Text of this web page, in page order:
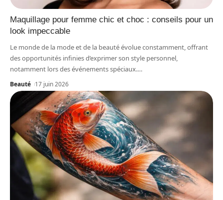
Maquillage pour femme chic et choc : conseils pour un
look impeccable
Le monde de la mode et de la beauté évolue constamment, offrant
des opportunités infinies d’exprimer son style personnel,
notamment lors des événements spéciaux.…
Beauté 17 juin 2026